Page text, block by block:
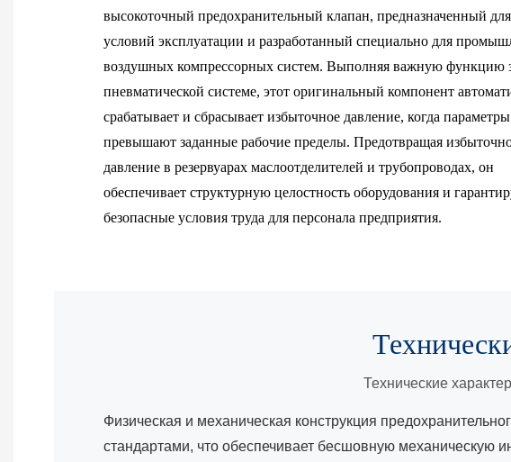
высокоточный предохранительный клапан, предназначенный
условий эксплуатации и разработанный специально для
воздушных компрессорных систем. Выполняя важную функцию
пневматической системе, этот оригинальный компонент
срабатывает и сбрасывает избыточное давление, когда
превышают заданные рабочие пределы. Предотвращая
давление в резервуарах маслоотделителей и трубопроводах, он
обеспечивает структурную целостность оборудования и
безопасные условия труда для персонала предприятия.
Технические
Физическая и механическая конструкция
стандартами, что обеспечивает бесшовную механическую